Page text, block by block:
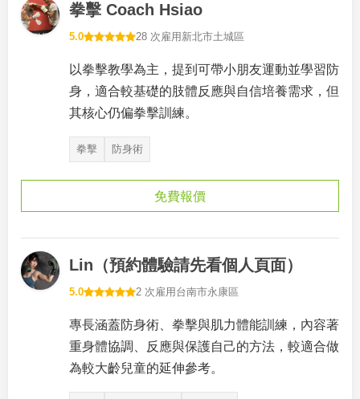
拳擊 Coach Hsiao
5.0 28 次雇用 新北市土城區
以拳擊教學為主，提到可帶小朋友運動並學習防
身，適合較基礎的肢體反應與自信培養需求，但
其核心仍偏拳擊訓練。
拳擊 防身術
免費報價
Lin（預約體驗請先看個人頁面）
5.0 2 次雇用 台南市永康區
專長涵蓋防身術、拳擊與肌力體能訓練，內容著
重身體協調、反應與保護自己的方法，較適合做
為較大齡兒童的延伸參考。